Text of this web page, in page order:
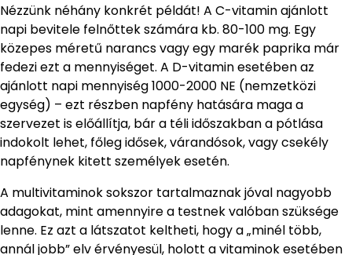
Nézzünk néhány konkrét példát! A C-vitamin ajánlott
napi bevitele felnőttek számára kb. 80-100 mg. Egy
közepes méretű narancs vagy egy marék paprika már
fedezi ezt a mennyiséget. A D-vitamin esetében az
ajánlott napi mennyiség 1000-2000 NE (nemzetközi
egység) – ezt részben napfény hatására maga a
szervezet is előállítja, bár a téli időszakban a pótlása
indokolt lehet, főleg idősek, várandósok, vagy csekély
napfénynek kitett személyek esetén.
A multivitaminok sokszor tartalmaznak jóval nagyobb
adagokat, mint amennyire a testnek valóban szüksége
lenne. Ez azt a látszatot keltheti, hogy a „minél több,
annál jobb” elv érvényesül, holott a vitaminok esetében